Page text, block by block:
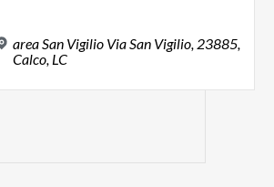
area San Vigilio Via San Vigilio, 23885,
Calco, LC